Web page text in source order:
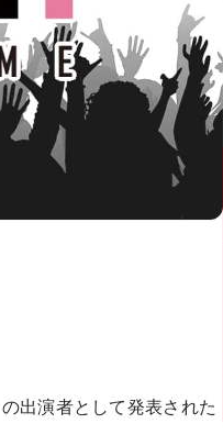
出演者として発表された